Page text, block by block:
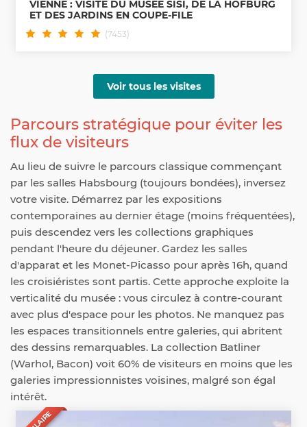
VIENNE : VISITE DU MUSÉE SISI, DE LA HOFBURG
ET DES JARDINS EN COUPE-FILE
(7453)
Voir tous les visites
Parcours stratégique pour éviter les
flux de visiteurs
Au lieu de suivre le parcours classique commençant
par les salles Habsbourg (toujours bondées), inversez
votre visite. Démarrez par les expositions
contemporaines au dernier étage (moins fréquentées),
puis descendez vers les collections graphiques
pendant l'heure du déjeuner. Gardez les salles
d'apparat et les Monet-Picasso pour après 16h, quand
les croisiéristes sont partis. Cette approche exploite la
verticalité du musée : vous circulez à contre-courant
avec plus d'espace pour les photos. Ne manquez pas
les espaces transitionnels entre galeries, qui abritent
des dessins remarquables. La collection Batliner
(Warhol, Bacon) voit 60% de visiteurs en moins que les
galeries impressionnistes voisines, malgré son égal
intérêt.